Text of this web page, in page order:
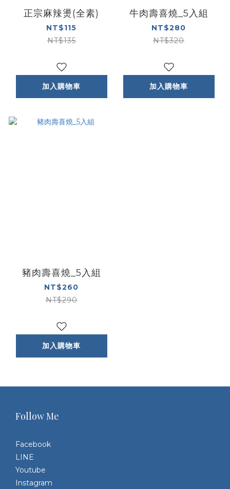
正宗麻辣燙(全素)
NT$115
NT$135
加入購物車
牛肉壽喜燒_5入組
NT$280
NT$320
加入購物車
豬肉壽喜燒_5入組
NT$260
NT$290
加入購物車
Follow Me
Facebook
LINE
Youtube
Instagram